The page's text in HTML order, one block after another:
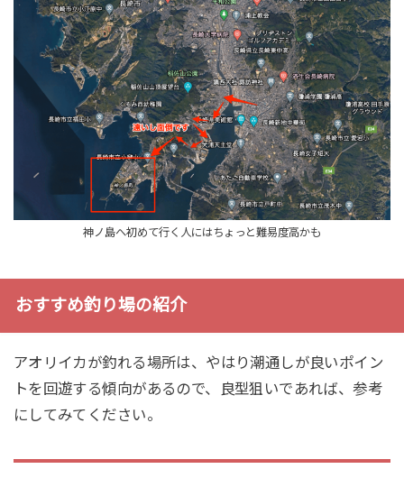
神ノ島へ初めて行く人にはちょっと難易度高かも
おすすめ釣り場の紹介
アオリイカが釣れる場所は、やはり潮通しが良いポイン
トを回遊する傾向があるので、良型狙いであれば、参考
にしてみてください。